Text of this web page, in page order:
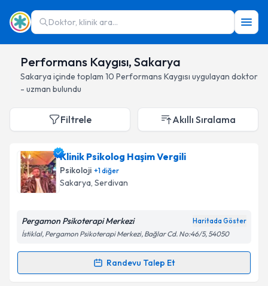
Doktor, klinik ara...
Performans Kaygısı, Sakarya
Sakarya içinde toplam 10 Performans Kaygısı uygulayan doktor
- uzman bulundu
Filtrele Akıllı Sıralama
Klinik Psikolog Haşim Vergili
Psikoloji +1diğer
Sakarya, Serdivan
Pergamon Psikoterapi Merkezi Haritada Göster
İstiklal, Pergamon Psikoterapi Merkezi, Bağlar Cd. No:46/5, 54050
Randevu Talep Et
Randevu Takvimi Talebi